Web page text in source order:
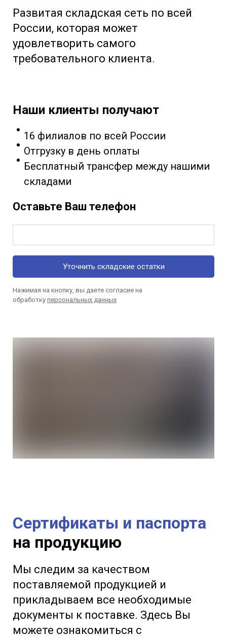
Развитая складская сеть по всей
России, которая может
удовлетворить самого
требовательного клиента.
Наши клиенты получают
16 филиалов по всей России
Отгрузку в день оплаты
Бесплатный трансфер между нашими
складами
Оставьте Ваш телефон
Уточнить складские остатки
Нажимая на кнопку, вы даете согласие на
обработку персональных данных
Сертификаты и паспорта
на продукцию
Мы следим за качеством
поставляемой продукцией и
прикладываем все необходимые
документы к поставке. Здесь Вы
можете ознакомиться с